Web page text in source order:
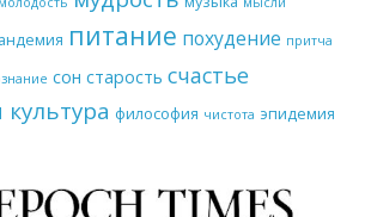
питание похудение притча
сон старость счастье
философия чистота эпидемия